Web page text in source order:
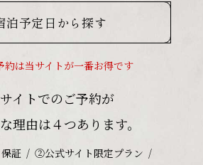
泊予定日から探す
約は当サイトが一番お得です
イトでのご予約が
理由は４つあります。
証
②公式サイト限定プラン